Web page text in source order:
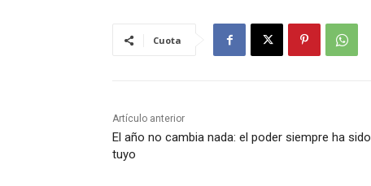
Cuota
Artículo anterior
El año no cambia nada: el poder siempre ha sido
tuyo